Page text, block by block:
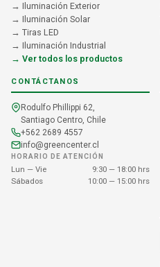
→ Iluminación Exterior
→ Iluminación Solar
→ Tiras LED
→ Iluminación Industrial
→ Ver todos los productos
CONTÁCTANOS
Rodulfo Phillippi 62,
Santiago Centro, Chile
+562 2689 4557
info@greencenter.cl
HORARIO DE ATENCIÓN
Lun — Vie
9:30 — 18:00 hrs
Sábados
10:00 — 15:00 hrs